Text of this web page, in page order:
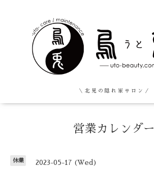
＼ 北 見 の 隠 れ 家 サ ロ ン ／
営業カレンダー
休業 2023-05-17 (Wed)